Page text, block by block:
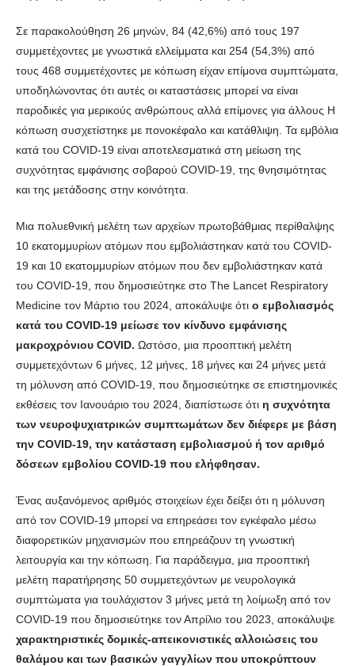
Σε παρακολούθηση 26 μηνών, 84 (42,6%) από τους 197
συμμετέχοντες με γνωστικά ελλείμματα και 254 (54,3%) από
τους 468 συμμετέχοντες με κόπωση είχαν επίμονα συμπτώματα,
υποδηλώνοντας ότι αυτές οι καταστάσεις μπορεί να είναι
παροδικές για μερικούς ανθρώπους αλλά επίμονες για άλλους Η
κόπωση συσχετίστηκε με πονοκέφαλο και κατάθλιψη. Τα εμβόλια
κατά του COVID-19 είναι αποτελεσματικά στη μείωση της
συχνότητας εμφάνισης σοβαρού COVID-19, της θνησιμότητας
και της μετάδοσης στην κοινότητα.
Μια πολυεθνική μελέτη των αρχείων πρωτοβάθμιας περίθαλψης
10 εκατομμυρίων ατόμων που εμβολιάστηκαν κατά του COVID-
19 και 10 εκατομμυρίων ατόμων που δεν εμβολιάστηκαν κατά
του COVID-19, που δημοσιεύτηκε στο The Lancet Respiratory
Medicine τον Μάρτιο του 2024, αποκάλυψε ότι ο εμβολιασμός
κατά του COVID-19 μείωσε τον κίνδυνο εμφάνισης
μακροχρόνιου COVID. Ωστόσο, μια προοπτική μελέτη
συμμετεχόντων 6 μήνες, 12 μήνες, 18 μήνες και 24 μήνες μετά
τη μόλυνση από COVID-19, που δημοσιεύτηκε σε επιστημονικές
εκθέσεις τον Ιανουάριο του 2024, διαπίστωσε ότι η συχνότητα
των νευροψυχιατρικών συμπτωμάτων δεν διέφερε με βάση
την COVID-19, την κατάσταση εμβολιασμού ή τον αριθμό
δόσεων εμβολίου COVID-19 που ελήφθησαν.
Ένας αυξανόμενος αριθμός στοιχείων έχει δείξει ότι η μόλυνση
από τον COVID-19 μπορεί να επηρεάσει τον εγκέφαλο μέσω
διαφορετικών μηχανισμών που επηρεάζουν τη γνωστική
λειτουργία και την κόπωση. Για παράδειγμα, μια προοπτική
μελέτη παρατήρησης 50 συμμετεχόντων με νευρολογικά
συμπτώματα για τουλάχιστον 3 μήνες μετά τη λοίμωξη από τον
COVID-19 που δημοσιεύτηκε τον Απρίλιο του 2023, αποκάλυψε
χαρακτηριστικές δομικές-απεικονιστικές αλλοιώσεις του
θαλάμου και των βασικών γαγγλίων που υποκρύπτουν